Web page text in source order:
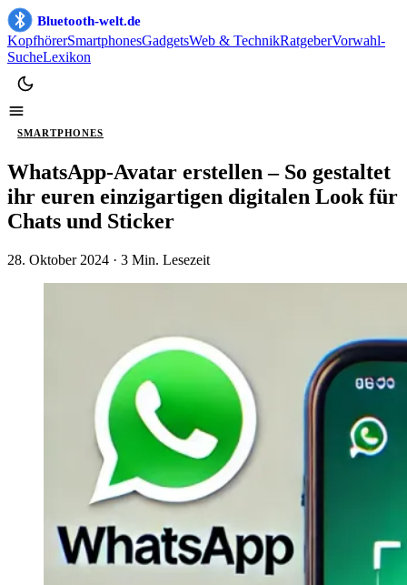
Bluetooth-welt.de
KopfhörerSmartphonesGadgetsWeb & TechnikRatgeberVorwahl-
SucheLexikon
SMARTPHONES
WhatsApp-Avatar erstellen – So gestaltet
ihr euren einzigartigen digitalen Look für
Chats und Sticker
28. Oktober 2024 · 3 Min. Lesezeit